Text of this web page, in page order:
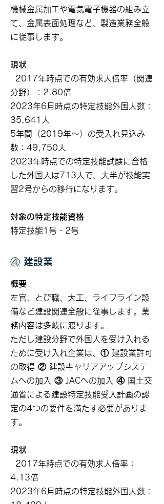
機械金属加工や電気電子機器の組み立
て、金属表面処理など、製造業務全般
に従事します。
現状
2017年時点での有効求人倍率（関連
分野）：2.80倍
2023年6月時点の特定技能外国人数：
35,641人
5年間（2019年～）の受入れ見込み
数：49,750人
2023年時点での特定技能試験に合格
した外国人は713人で、大半が技能実
習2号からの移行になります。
対象の特定技能資格
特定技能1号・2号
④ 建設業
概要
左官、とび職、大工、ライフライン設
備など建設関連全般に従事します。業
務内容は多岐に渡ります。
ただし建設分野で外国人を受け入れる
ために受け入れ企業は、① 建設業許可
の取得 ② 建設キャリアアップシステ
ムへの加入 ③ JACへの加入 ④ 国土交
通省による建設特定技能受入計画の認
定の4つの要件を満たす必要がありま
す。
現状
2017年時点での有効求人倍率：
4.13倍
2023年6月時点の特定技能外国人数：